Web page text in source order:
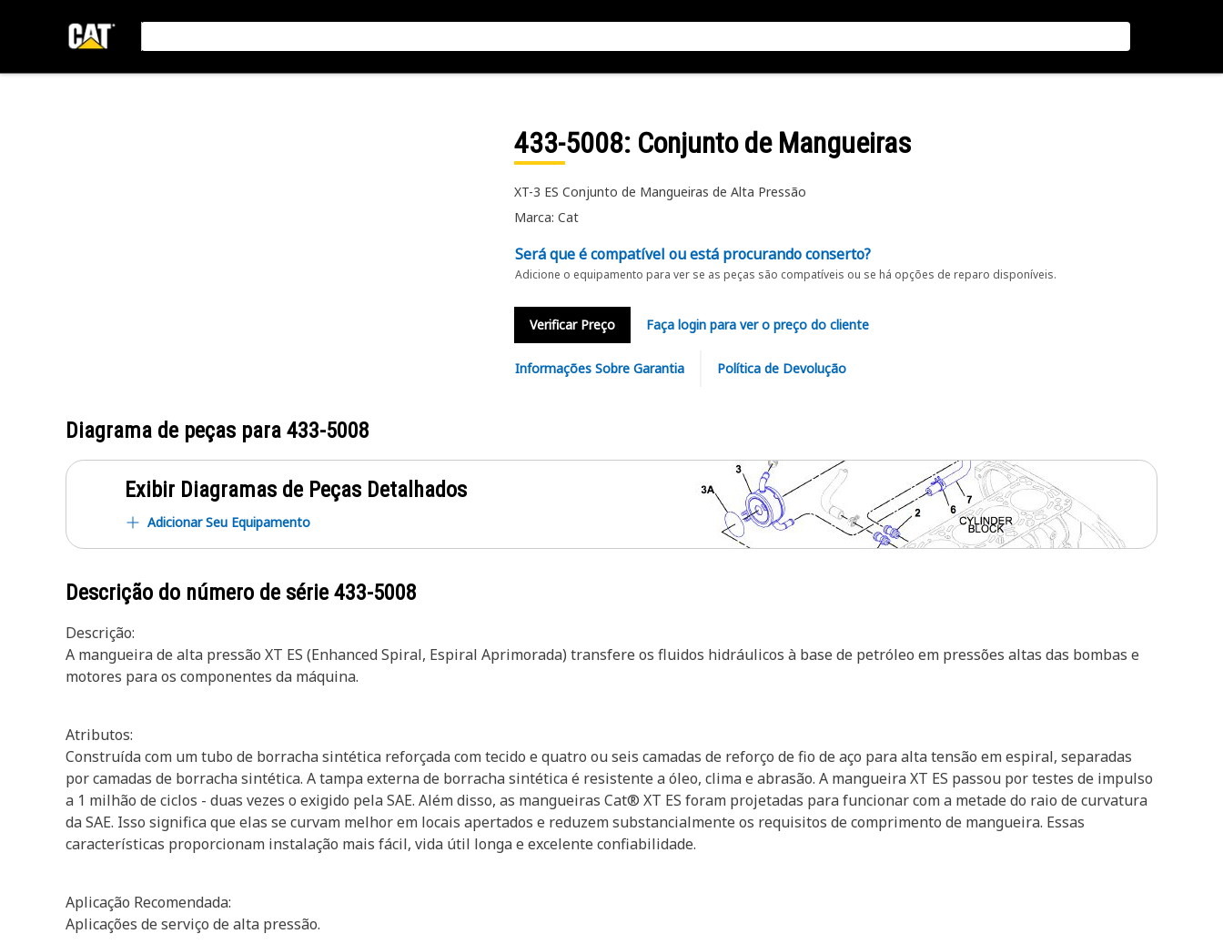
433-5008: Conjunto de Mangueiras
XT-3 ES Conjunto de Mangueiras de Alta Pressão
Marca: Cat
Será que é compatível ou está procurando conserto?
Adicione o equipamento para ver se as peças são compatíveis ou se há opções de reparo disponíveis.
Verificar Preço Faça login para ver o preço do cliente
Informações Sobre Garantia Política de Devolução
Diagrama de peças para 433-5008
Exibir Diagramas de Peças Detalhados
Adicionar Seu Equipamento
Descrição do número de série 433-5008
Descrição:
A mangueira de alta pressão XT ES (Enhanced Spiral, Espiral Aprimorada) transfere os fluidos hidráulicos à base de petróleo em pressões altas das bombas e
motores para os componentes da máquina.
Atributos:
Construída com um tubo de borracha sintética reforçada com tecido e quatro ou seis camadas de reforço de fio de aço para alta tensão em espiral, separadas
por camadas de borracha sintética. A tampa externa de borracha sintética é resistente a óleo, clima e abrasão. A mangueira XT ES passou por testes de impulso
a 1 milhão de ciclos - duas vezes o exigido pela SAE. Além disso, as mangueiras Cat® XT ES foram projetadas para funcionar com a metade do raio de curvatura
da SAE. Isso significa que elas se curvam melhor em locais apertados e reduzem substancialmente os requisitos de comprimento de mangueira. Essas
características proporcionam instalação mais fácil, vida útil longa e excelente confiabilidade.
Aplicação Recomendada:
Aplicações de serviço de alta pressão.